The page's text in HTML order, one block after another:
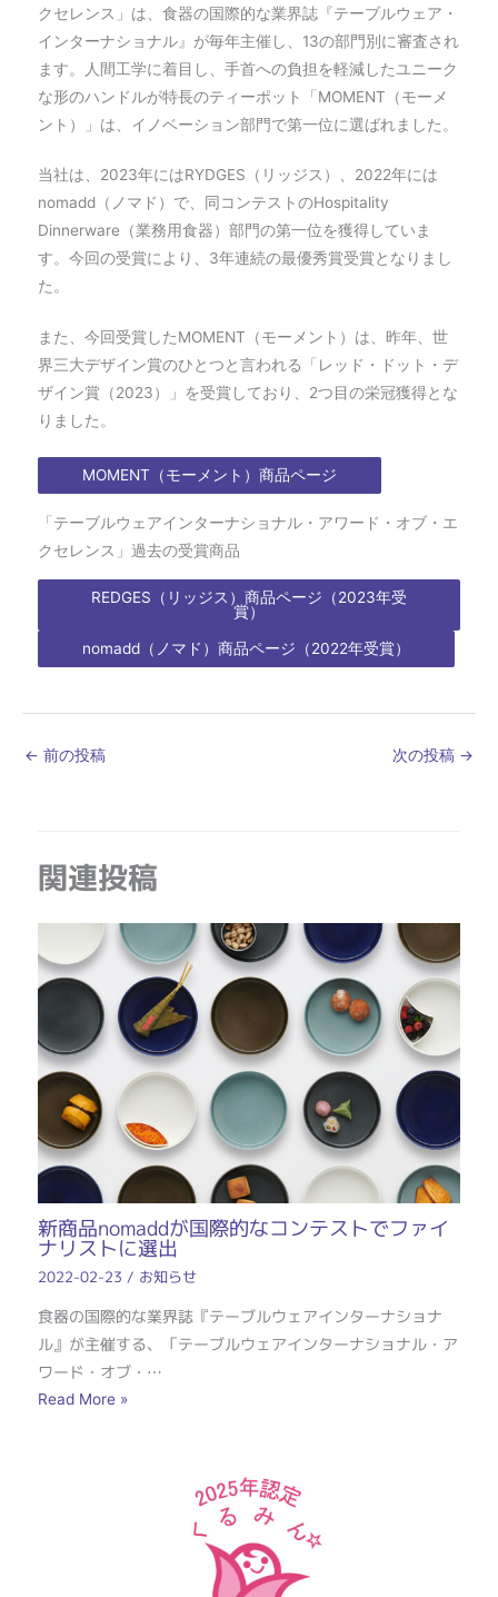
クセレンス」は、食器の国際的な業界誌『テーブルウェア・
インターナショナル』が毎年主催し、13の部門別に審査され
ます。人間工学に着目し、手首への負担を軽減したユニーク
な形のハンドルが特長のティーポット「MOMENT（モーメ
ント）」は、イノベーション部門で第一位に選ばれました。
当社は、2023年にはRYDGES（リッジス）、2022年には
nomadd（ノマド）で、同コンテストのHospitality
Dinnerware（業務用食器）部門の第一位を獲得していま
す。今回の受賞により、3年連続の最優秀賞受賞となりまし
た。
また、今回受賞したMOMENT（モーメント）は、昨年、世
界三大デザイン賞のひとつと言われる「レッド・ドット・デ
ザイン賞（2023）」を受賞しており、2つ目の栄冠獲得とな
りました。
MOMENT（モーメント）商品ページ
「テーブルウェアインターナショナル・アワード・オブ・エ
クセレンス」過去の受賞商品
REDGES（リッジス）商品ページ（2023年受
賞）
nomadd（ノマド）商品ページ（2022年受賞）
← 前の投稿 次の投稿 →
関連投稿
新商品nomaddが国際的なコンテストでファイ
ナリストに選出
2022-02-23 / お知らせ
食器の国際的な業界誌『テーブルウェアインターナショナ
ル』が主催する、「テーブルウェアインターナショナル・ア
ワード・オブ・…
Read More »